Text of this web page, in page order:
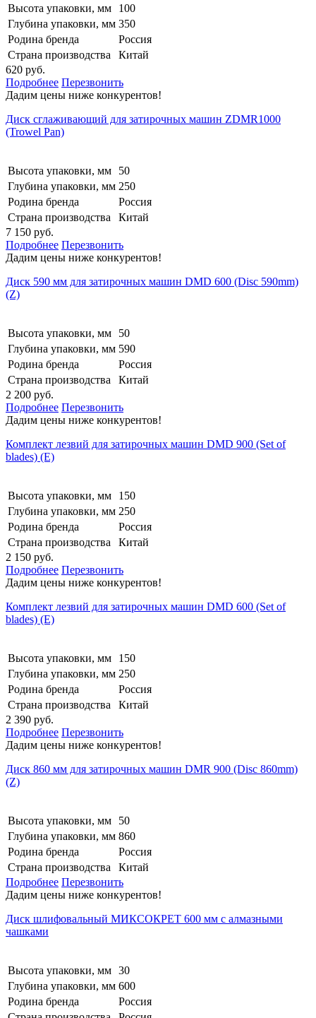
Высота упаковки, мм
100
Глубина упаковки, мм 350
Родина бренда
Россия
Страна производства
Китай
620 руб.
Подробнее Перезвонить
Дадим цены ниже конкурентов!
Диск сглаживающий для затирочных машин ZDMR1000
(Trowel Pan)
Высота упаковки, мм
50
Глубина упаковки, мм 250
Родина бренда
Россия
Страна производства
Китай
7 150 руб.
Подробнее Перезвонить
Дадим цены ниже конкурентов!
Диск 590 мм для затирочных машин DMD 600 (Disc 590mm)
(Z)
Высота упаковки, мм
50
Глубина упаковки, мм 590
Родина бренда
Россия
Страна производства
Китай
2 200 руб.
Подробнее Перезвонить
Дадим цены ниже конкурентов!
Комплект лезвий для затирочных машин DMD 900 (Set of
blades) (E)
Высота упаковки, мм
150
Глубина упаковки, мм 250
Родина бренда
Россия
Страна производства
Китай
2 150 руб.
Подробнее Перезвонить
Дадим цены ниже конкурентов!
Комплект лезвий для затирочных машин DMD 600 (Set of
blades) (E)
Высота упаковки, мм
150
Глубина упаковки, мм 250
Родина бренда
Россия
Страна производства
Китай
2 390 руб.
Подробнее Перезвонить
Дадим цены ниже конкурентов!
Диск 860 мм для затирочных машин DMR 900 (Disc 860mm)
(Z)
Высота упаковки, мм
50
Глубина упаковки, мм 860
Родина бренда
Россия
Страна производства
Китай
Подробнее Перезвонить
Дадим цены ниже конкурентов!
Диск шлифовальный МИКСОКРЕТ 600 мм с алмазными
чашками
Высота упаковки, мм 30
Глубина упаковки, мм 600
Родина бренда
Россия